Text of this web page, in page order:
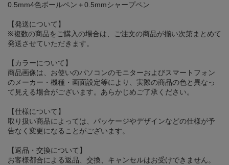
0.5mm4色ボールペン＋0.5mmシャープペン
【発送について】
※複数の商品をご購入の場合は、ご注文の商品が揃い次第まとめて
発送させていただきます。
【カラーについて】
商品画像は、お使いのパソコンのモニターおよびスマートフォン
のメーカー・機種・画面設定等により、実際の商品の色と異なっ
て見える場合がございます。あらかじめご了承ください。
【仕様について】
取り扱い商品によっては、パッケージやデザインなどの仕様が予
告なく変更になることがございます。
【返品・交換について】
お客様都合による返品、交換、キャンセルはお受けできません。